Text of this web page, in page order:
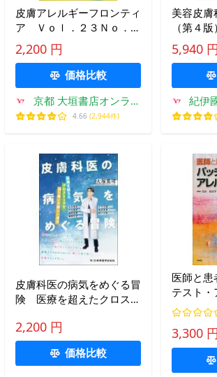
皮膚アレルギーフロンティ
ア Ｖｏｌ．２３Ｎｏ．２
（２０２５．１２） / 「皮
膚アレルギ−
2,200 円
価格比較
京都 大垣書店オンライ
ン
4.66 (2,944件)
美容皮膚
（第４版）
5,940 円
紀伊
皮膚科医の病気をめぐる冒
険 医療を超えたクロスト
分 / 大塚篤司
2,200 円
価格比較
医師と患
テスト・
書/松永佳
3,300 円